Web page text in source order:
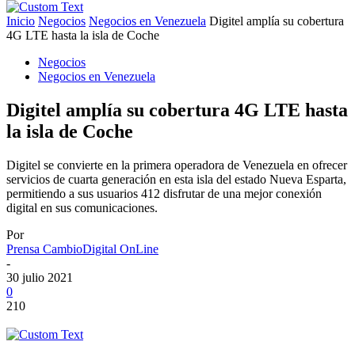
Inicio Negocios Negocios en Venezuela Digitel amplía su cobertura
4G LTE hasta la isla de Coche
Negocios
Negocios en Venezuela
Digitel amplía su cobertura 4G LTE hasta
la isla de Coche
Digitel se convierte en la primera operadora de Venezuela en ofrecer
servicios de cuarta generación en esta isla del estado Nueva Esparta,
permitiendo a sus usuarios 412 disfrutar de una mejor conexión
digital en sus comunicaciones.
Por
Prensa CambioDigital OnLine
-
30 julio 2021
0
210